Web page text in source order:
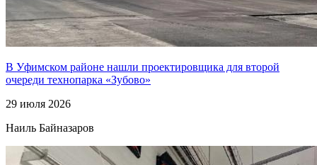
В Уфимском районе нашли проектировщика для второй
очереди технопарка «Зубово»
29 июля 2026
Наиль Байназаров